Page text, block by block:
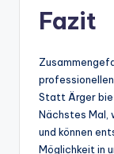
Fazit
Statt Ärger
Nächstes Mal,
und können
Möglichkeit in